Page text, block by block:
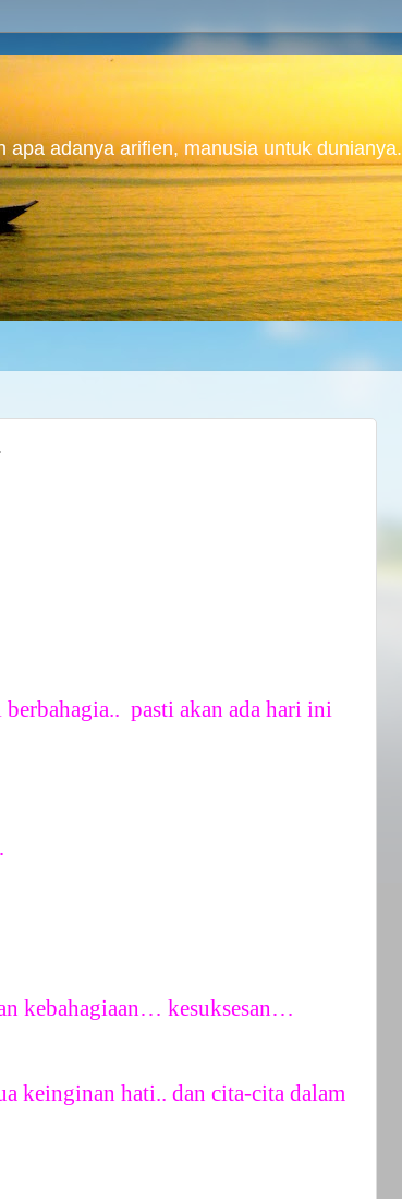
apa adanya arifien, manusia untuk dunianya.
pasti akan ada hari ini
kebahagiaan… kesuksesan…
keinginan hati.. dan cita-cita dalam